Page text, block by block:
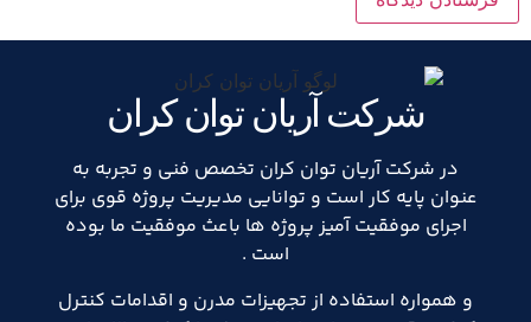
شرکت آریان توان کران
در شرکت آریان توان کران تخصص فنی و تجربه به
عنوان پایه کار است و توانایی مدیریت پروژه قوی برای
اجرای موفقیت آمیز پروژه ها باعث موفقیت ما بوده
است .
و همواره استفاده از تجهیزات مدرن و اقدامات کنترل